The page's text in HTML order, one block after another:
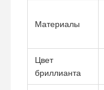
Материалы
Цвет
бриллианта